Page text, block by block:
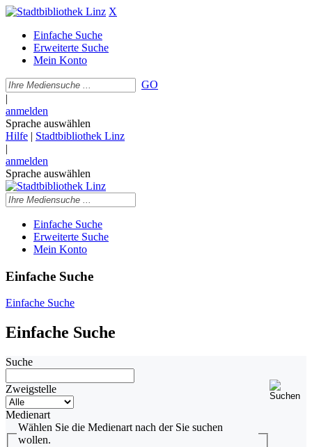
X
Einfache Suche
Erweiterte Suche
Mein Konto
GO
|
anmelden
Sprache auswählen
Hilfe | Stadtbibliothek Linz
|
anmelden
Sprache auswählen
Einfache Suche
Erweiterte Suche
Mein Konto
Einfache Suche
Einfache Suche
Einfache Suche
Suche
Zweigstelle
Medienart
Wählen Sie die Medienart nach der Sie suchen
wollen.